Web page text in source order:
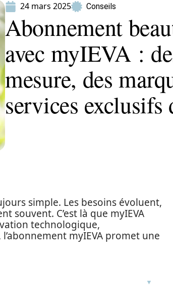
24 mars 2025 Conseils
Abonnement
avec myIEVA :
mesure, des
services
simple. Les besoins évoluent,
souvent. C’est là que myIEVA
technologique,
myIEVA promet une